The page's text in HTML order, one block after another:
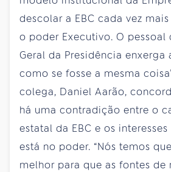
descolar a EBC cada vez
o poder Executivo. O pessoal
Geral da Presidência enxerga
como se fosse a mesma
colega, Daniel Aarão,
há uma contradição entre o
estatal da EBC e os
está no poder. “Nós temos
melhor para que as fontes de